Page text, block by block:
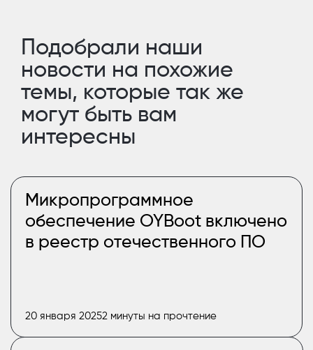
Подобрали наши
новости на похожие
темы, которые так же
могут быть вам
интересны
Микропрограммное
обеспечение OYBoot включено
в реестр отечественного ПО
20 января 20252 минуты на прочтение